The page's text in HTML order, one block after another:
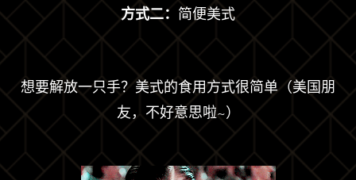
方式二： 简便美式
想要解放一只手？美式的食用方式很简单（美国朋
友，不好意思啦~）